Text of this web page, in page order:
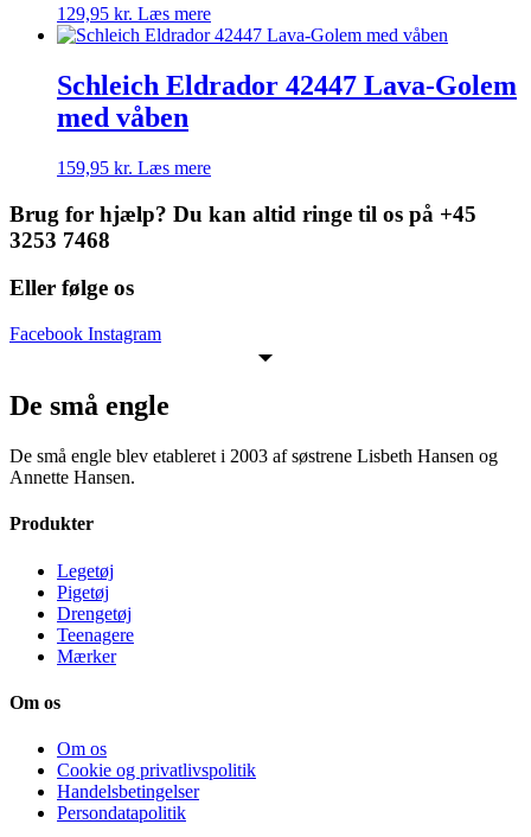
129,95 kr. Læs mere
Schleich Eldrador 42447 Lava-Golem
med våben
159,95 kr. Læs mere
Brug for hjælp? Du kan altid ringe til os på +45
3253 7468
Eller følge os
Facebook Instagram
De små engle
De små engle blev etableret i 2003 af søstrene Lisbeth Hansen og
Annette Hansen.
Produkter
Legetøj
Pigetøj
Drengetøj
Teenagere
Mærker
Om os
Om os
Cookie og privatlivspolitik
Handelsbetingelser
Persondatapolitik